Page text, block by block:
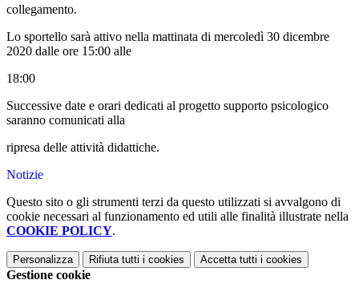
collegamento.
Lo sportello sarà attivo nella mattinata di mercoledì 30 dicembre
2020 dalle ore 15:00 alle
18:00
Successive date e orari dedicati al progetto supporto psicologico
saranno comunicati alla
ripresa delle attività didattiche.
Notizie
Questo sito o gli strumenti terzi da questo utilizzati si avvalgono di
cookie necessari al funzionamento ed utili alle finalità illustrate nella
COOKIE POLICY.
Personalizza Rifiuta tutti i cookies Accetta tutti i cookies
Gestione cookie